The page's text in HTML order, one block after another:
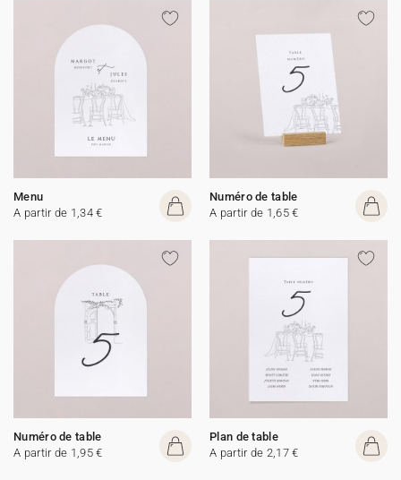
Menu
A partir de 1,34 €
Numéro de table
A partir de 1,65 €
Numéro de table
A partir de 1,95 €
Plan de table
A partir de 2,17 €